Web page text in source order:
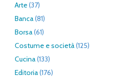
Arte(37)
Banca(81)
Borsa(61)
Costume e società(125)
Cucina(133)
Editoria(176)